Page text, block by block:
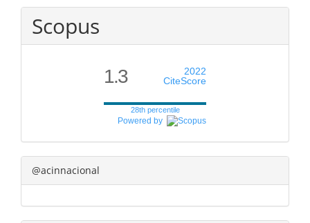
Scopus
1.3
2022
CiteScore
28th percentile
Powered by
@acinnacional